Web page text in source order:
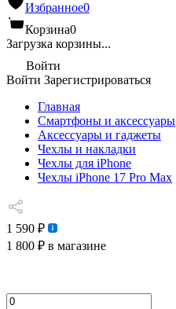
Избранное0
Корзина0
Загрузка корзины...
Войти
Войти Зарегистрироваться
Главная
Смартфоны и аксессуары
Аксессуары и гаджеты
Чехлы и накладки
Чехлы для iPhone
Чехлы iPhone 17 Pro Max
1 590 ₽
1 800 ₽ в магазине